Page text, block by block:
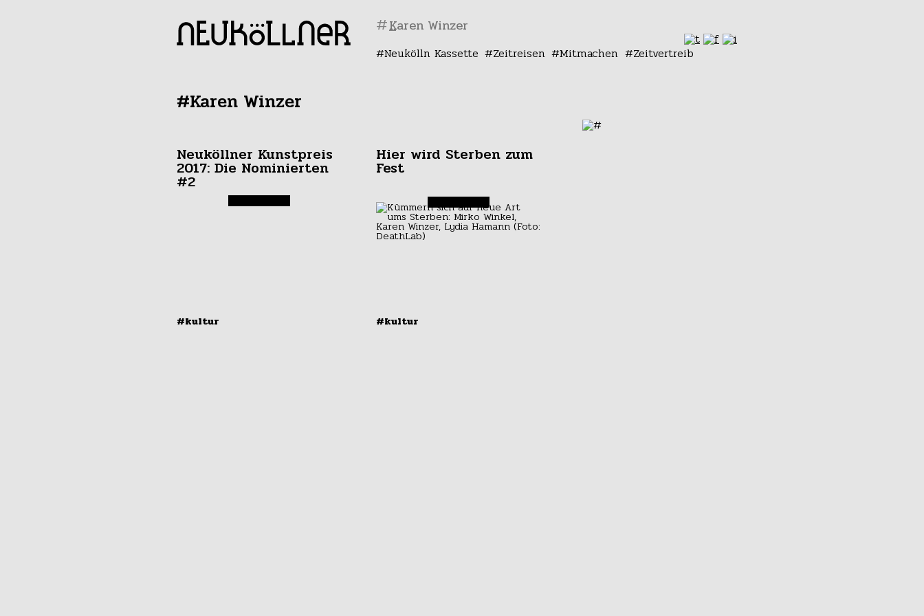
#
Neukölln Kassette Zeitreisen Mitmachen Zeitvertreib
#Karen Winzer
Neuköllner Kunstpreis
2017: Die Nominierten
#2
#kultur
Hier wird Sterben zum
Fest
#kultur